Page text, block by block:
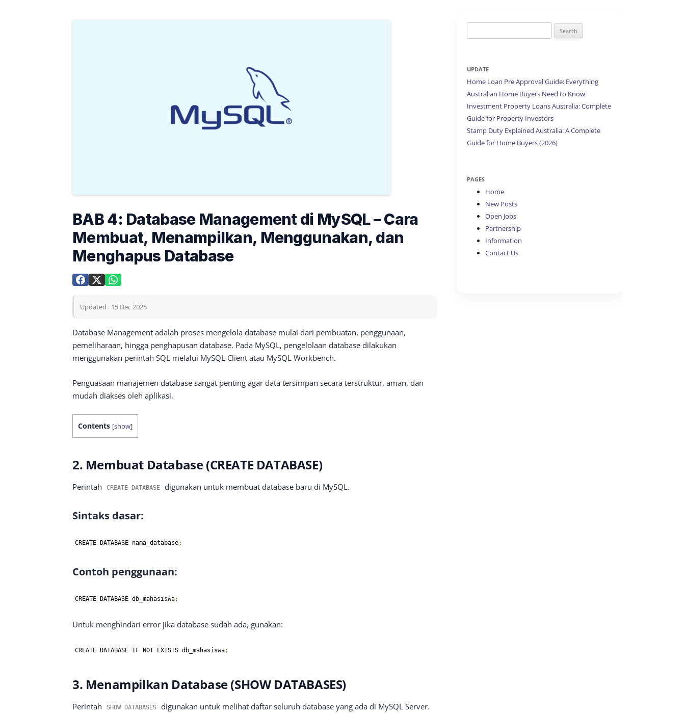
BAB 4: Database Management di MySQL – Cara
Membuat, Menampilkan, Menggunakan, dan
Menghapus Database
Updated : 15 Dec 2025
Database Management adalah proses mengelola database mulai dari pembuatan, penggunaan,
pemeliharaan, hingga penghapusan database. Pada MySQL, pengelolaan database dilakukan
menggunakan perintah SQL melalui MySQL Client atau MySQL Workbench.
Penguasaan manajemen database sangat penting agar data tersimpan secara terstruktur, aman, dan
mudah diakses oleh aplikasi.
Contents [show]
2. Membuat Database (CREATE DATABASE)
Perintah CREATE DATABASE digunakan untuk membuat database baru di MySQL.
Sintaks dasar:
CREATE DATABASE nama_database;
Contoh penggunaan:
CREATE DATABASE db_mahasiswa;
Untuk menghindari error jika database sudah ada, gunakan:
CREATE DATABASE IF NOT EXISTS db_mahasiswa;
3. Menampilkan Database (SHOW DATABASES)
Perintah SHOW DATABASES digunakan untuk melihat daftar seluruh database yang ada di MySQL Server.
for:
UPDATE
Home Loan Pre Approval Guide: Everything
Australian Home Buyers Need to Know
Investment Property Loans Australia: Complete
Guide for Property Investors
Stamp Duty Explained Australia: A Complete
Guide for Home Buyers (2026)
PAGES
Home
New Posts
Open Jobs
Partnership
Information
Contact Us